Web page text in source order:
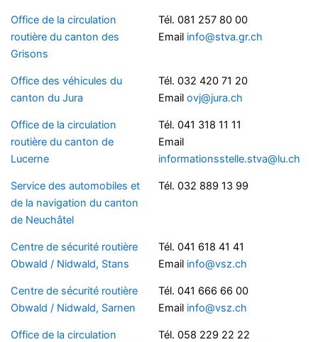
Office de la circulation
routière du canton des
Grisons
Tél. 081 257 80 00
Email info@stva.gr.ch
Office des véhicules du
canton du Jura
Tél. 032 420 71 20
Emailovj@jura.ch
Office de la circulation
routière du canton de
Lucerne
Tél. 041 318 11 11
Email
informationsstelle.stva@lu.ch
Service des automobiles et
de la navigation du canton
de Neuchâtel
Tél. 032 889 13 99
Centre de sécurité routière
Obwald / Nidwald, Stans
Tél. 041 618 41 41
Email info@vsz.ch
Centre de sécurité routière
Obwald / Nidwald, Sarnen
Tél. 041 666 66 00
Email info@vsz.ch
Office de la circulation
Tél. 058 229 22 22